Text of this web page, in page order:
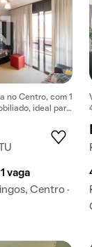
no Centro, com 1
ideal para
vaga
Centro ·